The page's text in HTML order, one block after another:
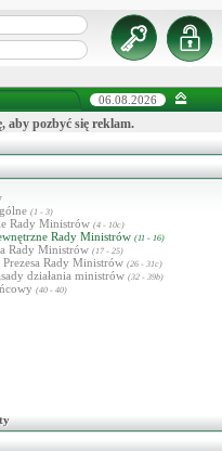
06.08.2026
aby pozbyć się reklam.
(1 - 3)
Rady Ministrów (4 - 10c)
Rady Ministrów (11 - 16)
Rady Ministrów (17 - 25)
Rady Ministrów (26 - 31c)
działania ministrów (32 - 39b)
(40 - 40)